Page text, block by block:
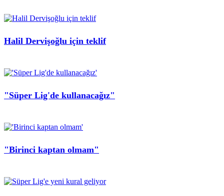
Halil Dervişoğlu için teklif
"Süper Lig'de kullanacağız"
"Birinci kaptan olmam"